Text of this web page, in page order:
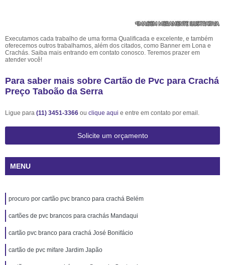
Executamos cada trabalho de uma forma Qualificada e excelente, e também
oferecemos outros trabalhamos, além dos citados, como Banner em Lona e
Crachás. Saiba mais entrando em contato conosco. Teremos prazer em
atender você!
Para saber mais sobre Cartão de Pvc para Crachá
Preço Taboão da Serra
Ligue para (11) 3451-3366 ou clique aqui e entre em contato por email.
Solicite um orçamento
MENU
procuro por cartão pvc branco para crachá Belém
cartões de pvc brancos para crachás Mandaqui
cartão pvc branco para crachá José Bonifácio
cartão de pvc mifare Jardim Japão